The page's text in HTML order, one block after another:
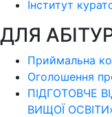
Інститут
ДЛЯ
Приймальна
Оголошення
ПІДГОТОВЧЕ
ВИЩОЇ